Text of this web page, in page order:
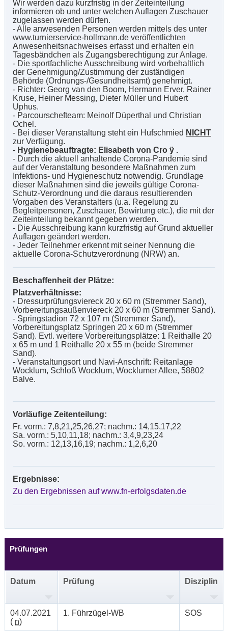
Wir werden dazu kurzfristig in der Zeiteinteilung
informieren ob und unter welchen Auflagen Zuschauer
zugelassen werden dürfen.
- Alle anwesenden Personen werden mittels des unter
www.turnierservice-hollmann.de veröffentlichten
Anwesenheitsnachweises erfasst und erhalten ein
Tagesbändchen als Zugangsberechtigung zur Anlage.
- Die sportfachliche Ausschreibung wird vorbehaltlich
der Genehmigung/Zustimmung der zuständigen
Behörde (Ordnungs-/Gesundheitsamt) genehmigt.
- Richter: Georg van den Boom, Hermann Erver, Rainer
Kruse, Heiner Messing, Dieter Müller und Hubert
Uphus.
- Parcourschefteam: Meinolf Düperthal und Christian
Ochel.
- Bei dieser Veranstaltung steht ein Hufschmied NICHT
zur Verfügung.
- Hygienebeauftragte: Elisabeth von Cro ÿ .
- Durch die aktuell anhaltende Corona-Pandemie sind
auf der Veranstaltung besondere Maßnahmen zum
Infektions- und Hygieneschutz notwendig. Grundlage
dieser Maßnahmen sind die jeweils gültige Corona-
Schutz-Verordnung und die daraus resultierenden
Vorgaben des Veranstalters (u.a. Regelung zu
Begleitpersonen, Zuschauer, Bewirtung etc.), die mit der
Zeiteinteilung bekannt gegeben werden.
- Die Ausschreibung kann kurzfristig auf Grund aktueller
Auflagen geändert werden.
- Jeder Teilnehmer erkennt mit seiner Nennung die
aktuelle Corona-Schutzverordnung (NRW) an.
Beschaffenheit der Plätze:
Platzverhältnisse:
- Dressurprüfungsviereck 20 x 60 m (Stremmer Sand),
Vorbereitungsaußenviereck 20 x 60 m (Stremmer Sand).
- Springstadion 72 x 107 m (Stremmer Sand),
Vorbereitungsplatz Springen 20 x 60 m (Stremmer
Sand). Evtl. weitere Vorbereitungsplätze: 1 Reithalle 20
x 65 m und 1 Reithalle 20 x 55 m (beide Stremmer
Sand).
- Veranstaltungsort und Navi-Anschrift: Reitanlage
Wocklum, Schloß Wocklum, Wocklumer Allee, 58802
Balve.
Vorläufige Zeitenteilung:
Fr. vorm.: 7,8,21,25,26,27; nachm.: 14,15,17,22
Sa. vorm.: 5,10,11,18; nachm.: 3,4,9,23,24
So. vorm.: 12,13,16,19; nachm.: 1,2,6,20
Ergebnisse:
Zu den Ergebnissen auf www.fn-erfolgsdaten.de
Prüfungen
Datum Prüfung Disziplin
04.07.2021
( n)
1. Führzügel-WB SOS